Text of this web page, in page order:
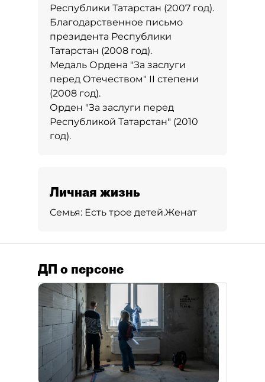
Республики Татарстан (2007 год).
Благодарственное письмо
президента Республики
Татарстан (2008 год).
Медаль Ордена "За заслуги
перед Отечеством" II степени
(2008 год).
Орден "За заслуги перед
Республикой Татарстан" (2010
год).
Личная жизнь
Семья: Есть трое детей.Женат
ДП о персоне